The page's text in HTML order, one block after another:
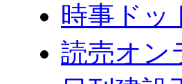
時事ドッ
読売オン